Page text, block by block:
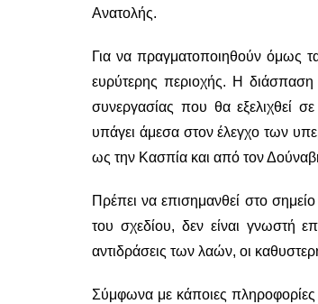
Ανατολής.
Για να πραγματοποιηθούν όμως
ευρύτερης περιοχής. Η διάσπαση
συνεργασίας που θα εξελιχθεί
υπάγει άμεσα στον έλεγχο των
ως την Κασπία και από τον
Πρέπει να επισημανθεί στο
του σχεδίου, δεν είναι γνωστή
αντιδράσεις των λαών, οι
Σύμφωνα με κάποιες πληροφορίες